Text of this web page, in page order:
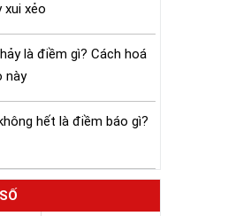
xui xẻo
là điềm gì? Cách hoá
này
hết là điềm báo gì?